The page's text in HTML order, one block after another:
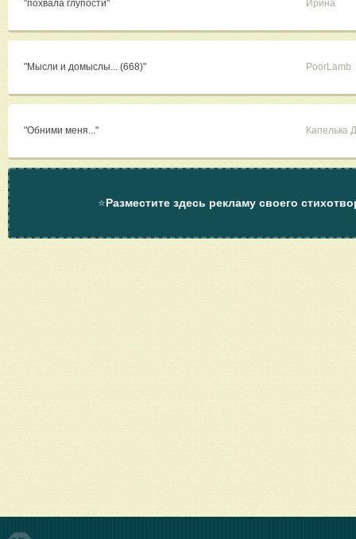
"похвала глупости" Ирина
"Мысли и домыслы... (668)" PoorLamb
"Обними меня..." Капелька
⭐Разместите здесь рекламу своего